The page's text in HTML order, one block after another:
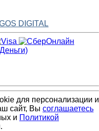
DIGITAL
для персонализации и
сайт, Вы соглашаетесь
и Политикой